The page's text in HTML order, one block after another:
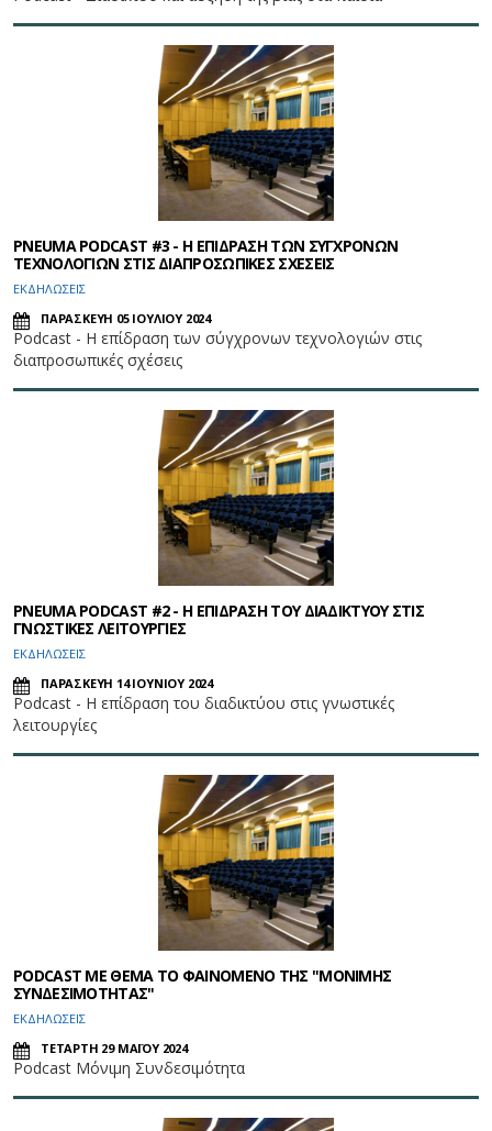
PNEUMA PODCAST #3 - Η ΕΠΙΔΡΑΣΗ ΤΩΝ ΣΥΓΧΡΟΝΩΝ
ΤΕΧΝΟΛΟΓΙΩΝ ΣΤΙΣ ΔΙΑΠΡΟΣΩΠΙΚΕΣ ΣΧΕΣΕΙΣ
ΕΚΔΗΛΩΣΕΙΣ
ΠΑΡΑΣΚΕΥΗ 05 ΙΟΥΛΙΟΥ 2024
Podcast - Η επίδραση των σύγχρονων τεχνολογιών στις
διαπροσωπικές σχέσεις
PNEUMA PODCAST #2 - Η ΕΠΙΔΡΑΣΗ ΤΟΥ ΔΙΑΔΙΚΤΥΟΥ ΣΤΙΣ
ΓΝΩΣΤΙΚΕΣ ΛΕΙΤΟΥΡΓΙΕΣ
ΕΚΔΗΛΩΣΕΙΣ
ΠΑΡΑΣΚΕΥΗ 14 ΙΟΥΝΙΟΥ 2024
Podcast - Η επίδραση του διαδικτύου στις γνωστικές
λειτουργίες
PODCAST ΜΕ ΘΕΜΑ ΤΟ ΦΑΙΝΟΜΕΝΟ ΤΗΣ "ΜΟΝΙΜΗΣ
ΣΥΝΔΕΣΙΜΟΤΗΤΑΣ"
ΕΚΔΗΛΩΣΕΙΣ
ΤΕΤΑΡΤΗ 29 ΜΑΪΟΥ 2024
Podcast Μόνιμη Συνδεσιμότητα